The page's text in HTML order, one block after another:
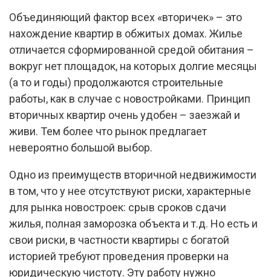
Объединяющий фактор всех «вторичек» – это
нахождение квартир в обжитых домах. Жилье
отличается сформированной средой обитания –
вокруг нет площадок, на которых долгие месяцы
(а то и годы) продолжаются строительные
работы, как в случае с новостройками. Принцип
вторичных квартир очень удобен – заезжай и
живи. Тем более что рынок предлагает
невероятно большой выбор.
Одно из преимуществ вторичной недвижимости
в том, что у нее отсутствуют риски, характерные
для рынка новостроек: срыв сроков сдачи
жилья, полная заморозка объекта и т.д. Но есть и
свои риски, в частности квартиры с богатой
историей требуют проведения проверки на
юридическую чистоту. Эту работу нужно